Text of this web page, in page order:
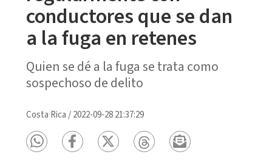
conductores que se dan
a la fuga en retenes
Quien se dé a la fuga se trata como
sospechoso de delito
Costa Rica /2022-09-28 21:37:29